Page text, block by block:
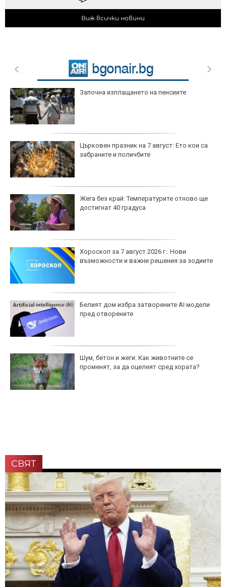
Виж всички новини
Започна изплащането на пенсиите
Църковен празник на 7 август: Ето кои са
забраните и поличбите
Жега без край: Температурите отново ще
достигнат 40 градуса
Хороскоп за 7 август 2026 г.: Нови
възможности и важни решения за зодиите
Белият дом избра затворените AI модели
пред отворените
Шум, бетон и жеги: Как животните се
променят, за да оцелеят сред хората?
СВЯТ